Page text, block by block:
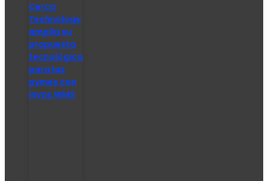
Cerca
Technology
amplía su
propuesta
tecnológica
para las
pymes con
invas WMS